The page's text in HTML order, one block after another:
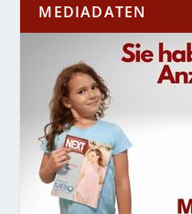
MEDIADATEN